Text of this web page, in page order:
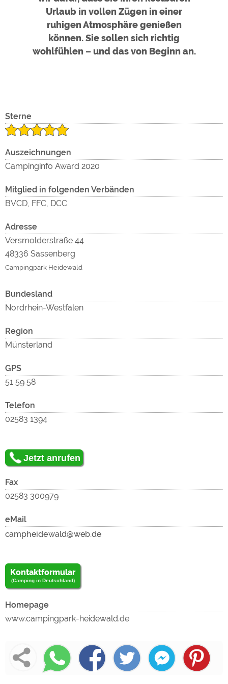
Urlaub in vollen Zügen in einer
ruhigen Atmosphäre genießen
können. Sie sollen sich richtig
wohlfühlen – und das von Beginn an.
Sterne
Auszeichnungen
Campinginfo Award 2020
Mitglied in folgenden Verbänden
BVCD, FFC, DCC
Adresse
Versmolderstraße 44
48336 Sassenberg
Campingpark Heidewald
Bundesland
Nordrhein-Westfalen
Region
Münsterland
GPS
51 59 58
Telefon
02583 1394
Jetzt anrufen
Fax
02583 300979
eMail
Kontaktformular
(Camping in Deutschland)
Homepage
www.campingpark-heidewald.de
Um
den
Inhalt
zu
laden
und
Google Remarketing
https://policies.google.com/privacy
Die Cookieeinstellungen können jeder Zeit im Footer
über "COOKIES" geändert werden!